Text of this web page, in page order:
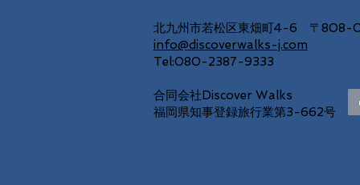
北九州市若松区東畑町4-6 〒
info@discoverwalks-j.com
Tel:080-2387-9333
合同会社Discover Walks
福岡県知事登録旅行業第3-662号